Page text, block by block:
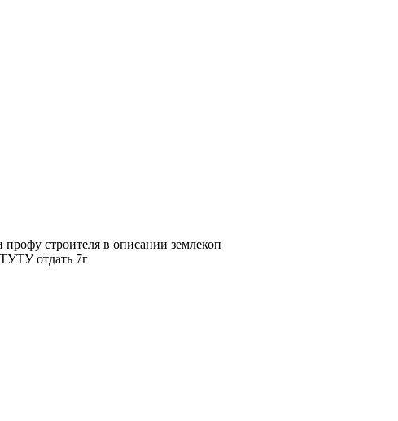
строителя в описании землекоп
отдать 7г